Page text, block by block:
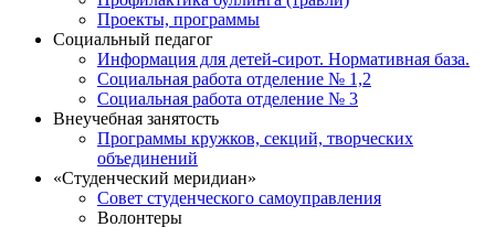
Проекты, программы
Социальный педагог
Информация для детей-сирот. Нормативная база.
Социальная работа отделение № 1,2
Социальная работа отделение № 3
Внеучебная занятость
Программы кружков, секций, творческих
объединений
«Студенческий меридиан»
Совет студенческого самоуправления
Волонтеры